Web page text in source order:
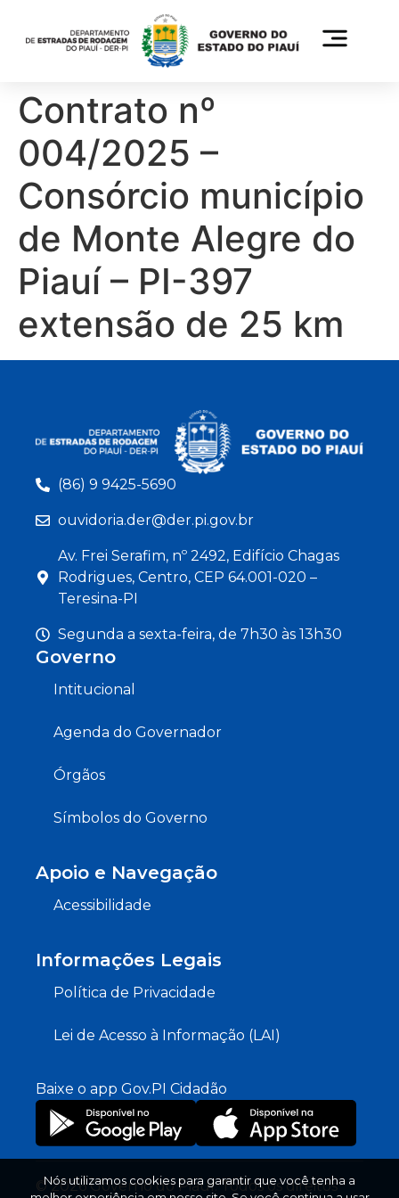
Contrato nº
004/2025 –
Consórcio município
de Monte Alegre do
Piauí – PI-397
extensão de 25 km
(86) 9 9425-5690
ouvidoria.der@der.pi.gov.br
Av. Frei Serafim, nº 2492, Edifício Chagas
Rodrigues, Centro, CEP 64.001-020 –
Teresina-PI
Segunda a sexta-feira, de 7h30 às 13h30
Governo
Intitucional
Agenda do Governador
Órgãos
Símbolos do Governo
Apoio e Navegação
Acessibilidade
Informações Legais
Política de Privacidade
Lei de Acesso à Informação (LAI)
Baixe o app Gov.PI Cidadão
© 2026 Governo do Piauí. Todos os direitos
Nós utilizamos cookies para garantir que você tenha a